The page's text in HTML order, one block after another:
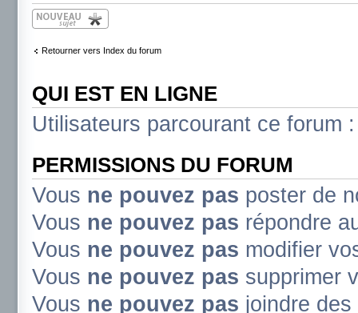
Écrire un nouveau
sujet
Retourner vers Index du forum
QUI EST EN LIGNE
Utilisateurs parcourant ce forum
PERMISSIONS DU FORUM
Vous ne pouvez pas poster de
Vous ne pouvez pas répondre
Vous ne pouvez pas modifier
Vous ne pouvez pas supprimer
Vous ne pouvez pas joindre